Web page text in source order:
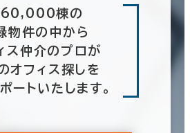
60,000棟の
物件の中から
ス仲介のプロが
オフィス探しを
ートいたします。